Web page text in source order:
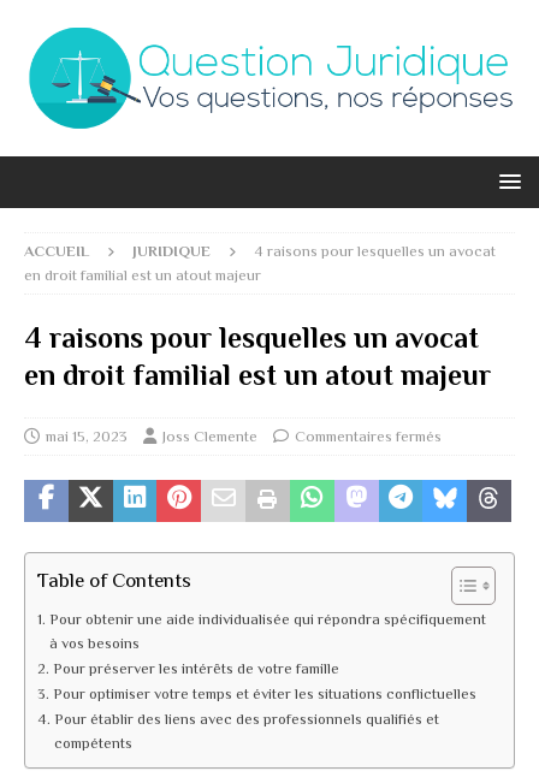
ACCUEIL JURIDIQUE
4 raisons pour lesquelles un avocat
en droit familial est un atout majeur
4 raisons pour lesquelles un avocat
en droit familial est un atout majeur
mai 15, 2023 Joss Clemente Commentaires fermés
Table of Contents
Pour obtenir une aide individualisée qui répondra spécifiquement
à vos besoins
Pour préserver les intérêts de votre famille
Pour optimiser votre temps et éviter les situations conflictuelles
Pour établir des liens avec des professionnels qualifiés et
compétents